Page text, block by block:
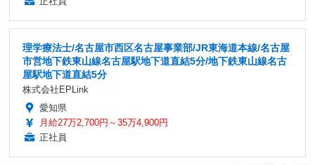
理学療法士/名古屋市西区名古屋事業部/JR東海道本線/名古屋
市営地下鉄東山線名古屋駅地下道直結5分/地下鉄東山線名古
屋駅地下道直結5分
株式会社EPLink
愛知県
月給27万2,700円～35万4,900円
正社員